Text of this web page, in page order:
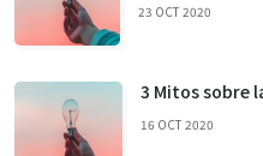
23 OCT 2020
3 Mitos sobre
16 OCT 2020